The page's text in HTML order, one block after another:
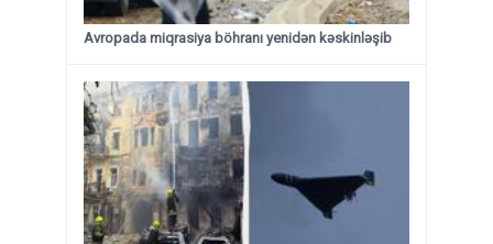
Avropada miqrasiya böhranı yenidən kəskinləşib